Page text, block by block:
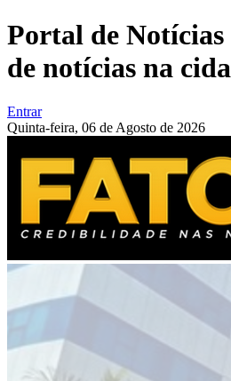
Portal de Notícias
de notícias na
Entrar
Quinta-feira, 06 de Agosto de 2026